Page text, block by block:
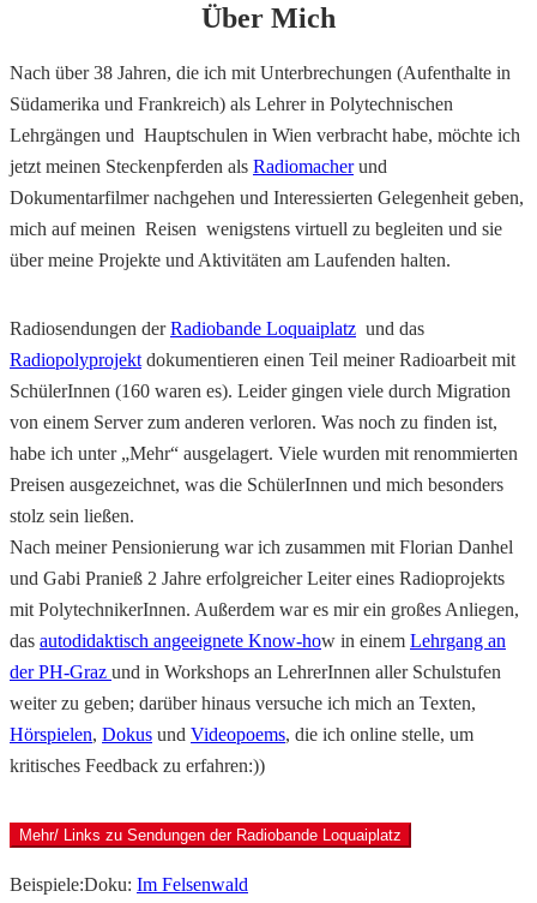
Über Mich
Nach über 38 Jahren, die ich mit Unterbrechungen (Aufenthalte in
Südamerika und Frankreich) als Lehrer in Polytechnischen
Lehrgängen und Hauptschulen in Wien verbracht habe, möchte ich
jetzt meinen Steckenpferden als Radiomacherund
Dokumentarfilmer nachgehen und Interessierten Gelegenheit geben,
mich auf meinen Reisen wenigstens virtuell zu begleiten und sie
über meine Projekte und Aktivitäten am Laufenden halten.
Radiosendungen derRadiobande Loquaiplatz und das
Radiopolyprojekt dokumentieren einen Teil meiner Radioarbeit mit
SchülerInnen (160 waren es). Leider gingen viele durch Migration
von einem Server zum anderen verloren. Was noch zu finden ist,
habe ich unter „Mehr“ ausgelagert. Viele wurden mit renommierten
Preisen ausgezeichnet, was die SchülerInnen und mich besonders
stolz sein ließen.
Nach meiner Pensionierung war ich zusammen mit Florian Danhel
und Gabi Pranieß 2 Jahre erfolgreicher Leiter eines Radioprojekts
mit PolytechnikerInnen. Außerdem war es mir ein großes Anliegen,
das autodidaktisch angeeignete Know-how in einem Lehrgang an
der PH-Graz und in Workshops an LehrerInnen aller Schulstufen
weiter zu geben; darüber hinaus versuche ich mich an Texten,
Hörspielen, Dokus und Videopoems, die ich online stelle, um
kritisches Feedback zu erfahren:))
Mehr/ Links zu Sendungen der Radiobande Loquaiplatz
Beispiele:Doku: Im Felsenwald